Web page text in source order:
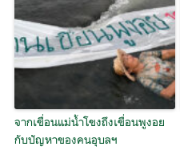
จากเขื่อนแม่น้ำโขงถึงเขื่อนพูงอย
กับปัญหาของคนอุบลฯ